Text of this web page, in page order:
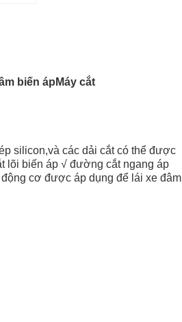
biến áp Máy cắt
silicon,và các dải cắt có thể được
lõi biến áp √ đường cắt ngang áp
cơ được áp dụng để lái xe đâm